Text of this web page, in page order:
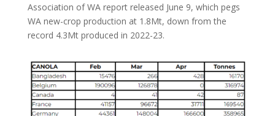
Association of WA report released June 9, which pegs
WA new-crop production at 1.8Mt, down from the
record 4.3Mt produced in 2022-23.